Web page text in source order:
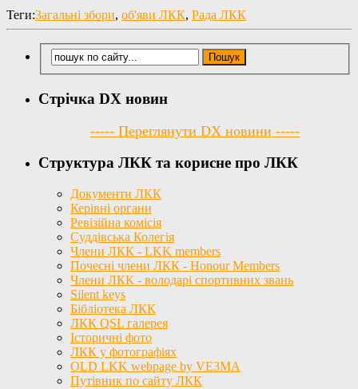
Теги:Загальні збори, об'яви ЛКК, Рада ЛКК
Стрічка DX новин
----- Переглянути DX новини -----
Структура ЛКК та корисне про ЛКК
Документи ЛКК
Керівні органи
Ревізійна комісія
Суддівська Колегія
Члени ЛКК - LKK members
Почесні члени ЛКК - Honour Members
Члени ЛКК - володарі спортивних звань
Silent keys
Бібліотека ЛКК
ЛКК QSL галерея
Історичні фото
ЛКК у фотографіях
OLD LKK webpage by VE3MA
Путівник по сайту ЛКК